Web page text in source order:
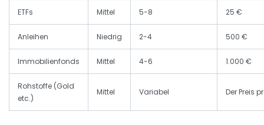
ETFs Mittel 5-8 25 €
Anleihen Niedrig 2-4 500 €
Immobilienfonds Mittel 4-6 1.000 €
Rohstoffe (Gold
etc.)
Mittel Variabel Der Preis